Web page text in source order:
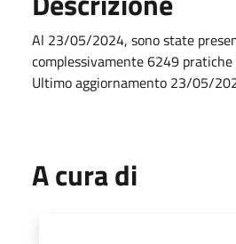
Al 23/05/2024, sono state
complessivamente 6249 pratiche
Ultimo aggiornamento 23/05/
A cura di